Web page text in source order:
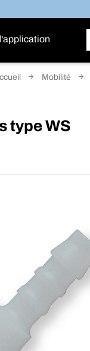
Mobilité
type WS